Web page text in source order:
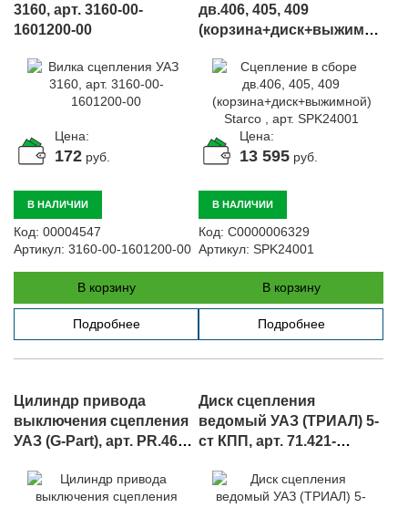
3160, арт. 3160-00-
1601200-00
Цена:
172 руб.
В НАЛИЧИИ
Код: 00004547
Артикул: 3160-00-1601200-00
В корзину
Подробнее
дв.406, 405, 409
(корзина+диск+выжимной)
Цена:
13 595 руб.
В НАЛИЧИИ
Код: С0000006329
Артикул: SPK24001
В корзину
Подробнее
Цилиндр привода
выключения сцепления
УАЗ (G-Part), арт. PR.469-
Диск сцепления
ведомый УАЗ (ТРИАЛ) 5-
ст КПП, арт. 71.421-